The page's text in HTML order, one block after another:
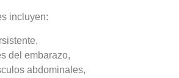
incluyen:
del embarazo,
abdominales,